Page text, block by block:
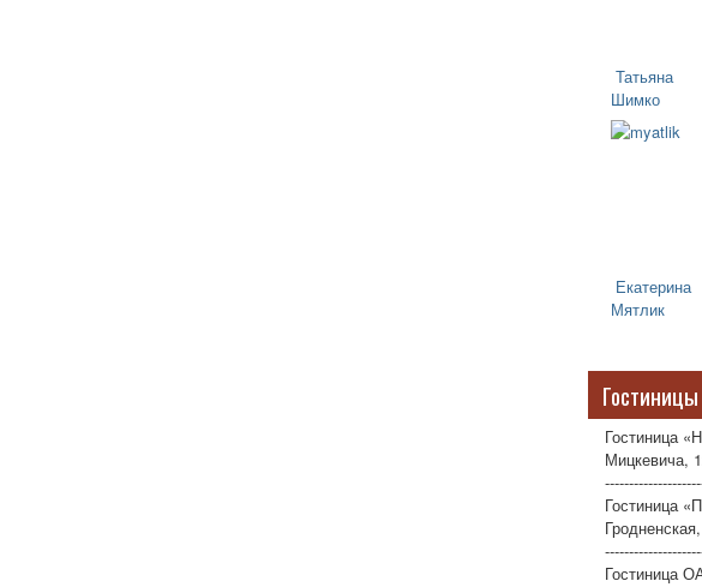
Татьяна
Шимко
Екатерина
Мятлик
Гостиница
Мицкевича,
Гостиница
Гостиница